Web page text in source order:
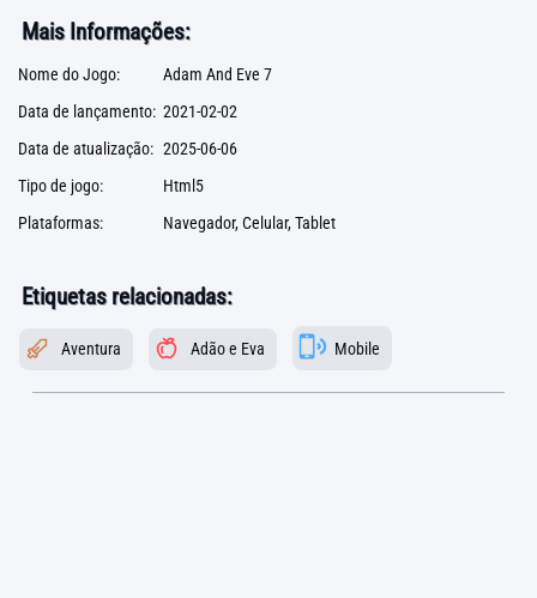
Mais Informações:
Nome do Jogo:
Adam And Eve 7
Data de lançamento: 2021-02-02
Data de atualização: 2025-06-06
Tipo de jogo:
Html5
Plataformas:
Navegador, Celular, Tablet
Etiquetas relacionadas:
Aventura Adão e Eva Mobile